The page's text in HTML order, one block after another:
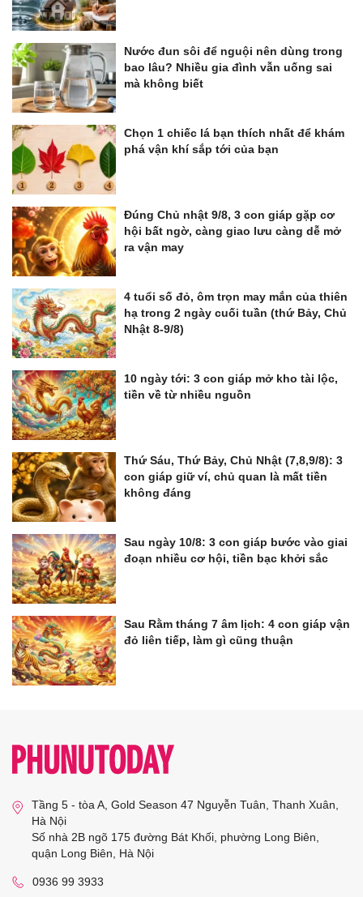
Nước đun sôi để nguội nên dùng trong
bao lâu? Nhiều gia đình vẫn uống sai
mà không biết
Chọn 1 chiếc lá bạn thích nhất để khám
phá vận khí sắp tới của bạn
Đúng Chủ nhật 9/8, 3 con giáp gặp cơ
hội bất ngờ, càng giao lưu càng dễ mở
ra vận may
4 tuổi số đỏ, ôm trọn may mắn của thiên
hạ trong 2 ngày cuối tuần (thứ Bảy, Chủ
Nhật 8-9/8)
10 ngày tới: 3 con giáp mở kho tài lộc,
tiền về từ nhiều nguồn
Thứ Sáu, Thứ Bảy, Chủ Nhật (7,8,9/8): 3
con giáp giữ ví, chủ quan là mất tiền
không đáng
Sau ngày 10/8: 3 con giáp bước vào giai
đoạn nhiều cơ hội, tiền bạc khởi sắc
Sau Rằm tháng 7 âm lịch: 4 con giáp vận
đỏ liên tiếp, làm gì cũng thuận
Tầng 5 - tòa A, Gold Season 47 Nguyễn Tuân, Thanh Xuân,
Hà Nội
Số nhà 2B ngõ 175 đường Bát Khối, phường Long Biên,
quận Long Biên, Hà Nội
0936 99 3933